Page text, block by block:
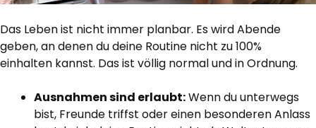
Das Leben ist nicht immer planbar. Es wird Abende
geben, an denen du deine Routine nicht zu 100%
einhalten kannst. Das ist völlig normal und in Ordnung.
Ausnahmen sind erlaubt:Wenn du unterwegs
bist, Freunde triffst oder einen besonderen Anlass